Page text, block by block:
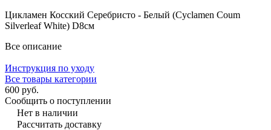
Цикламен Косский Серебристо - Белый (Cyclamen Coum
Silverleaf White) D8см
Все описание
Инструкция по уходу
Все товары категории
600 руб.
Сообщить о поступлении
Нет в наличии
Рассчитать доставку